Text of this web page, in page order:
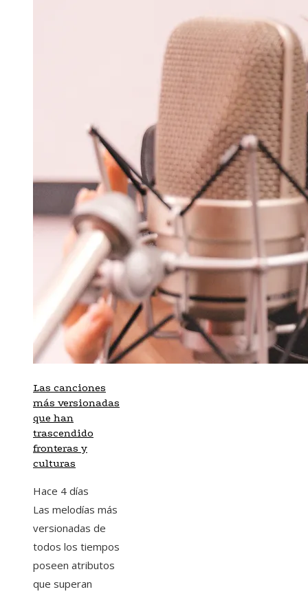
Las canciones
más versionadas
que han
trascendido
fronteras y
culturas
Hace 4 días
Las melodías más
versionadas de
todos los tiempos
poseen atributos
que superan